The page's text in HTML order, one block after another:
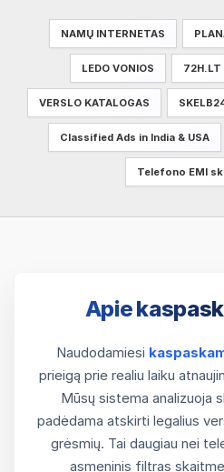
NAMŲ INTERNETAS
LEDO VONIOS 72H.LT
VERSLO KATALOGAS
Classified Ads in India & USA
Telefono EMI
Apie
Naudodamiesi
prieigą prie realiu laiku
Mūsų sistema analizuoja
padėdama atskirti legalius
grėsmių. Tai daugiau nei
asmeninis filtras